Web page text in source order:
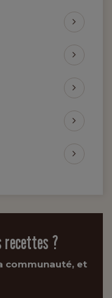
recettes ?
communauté, et